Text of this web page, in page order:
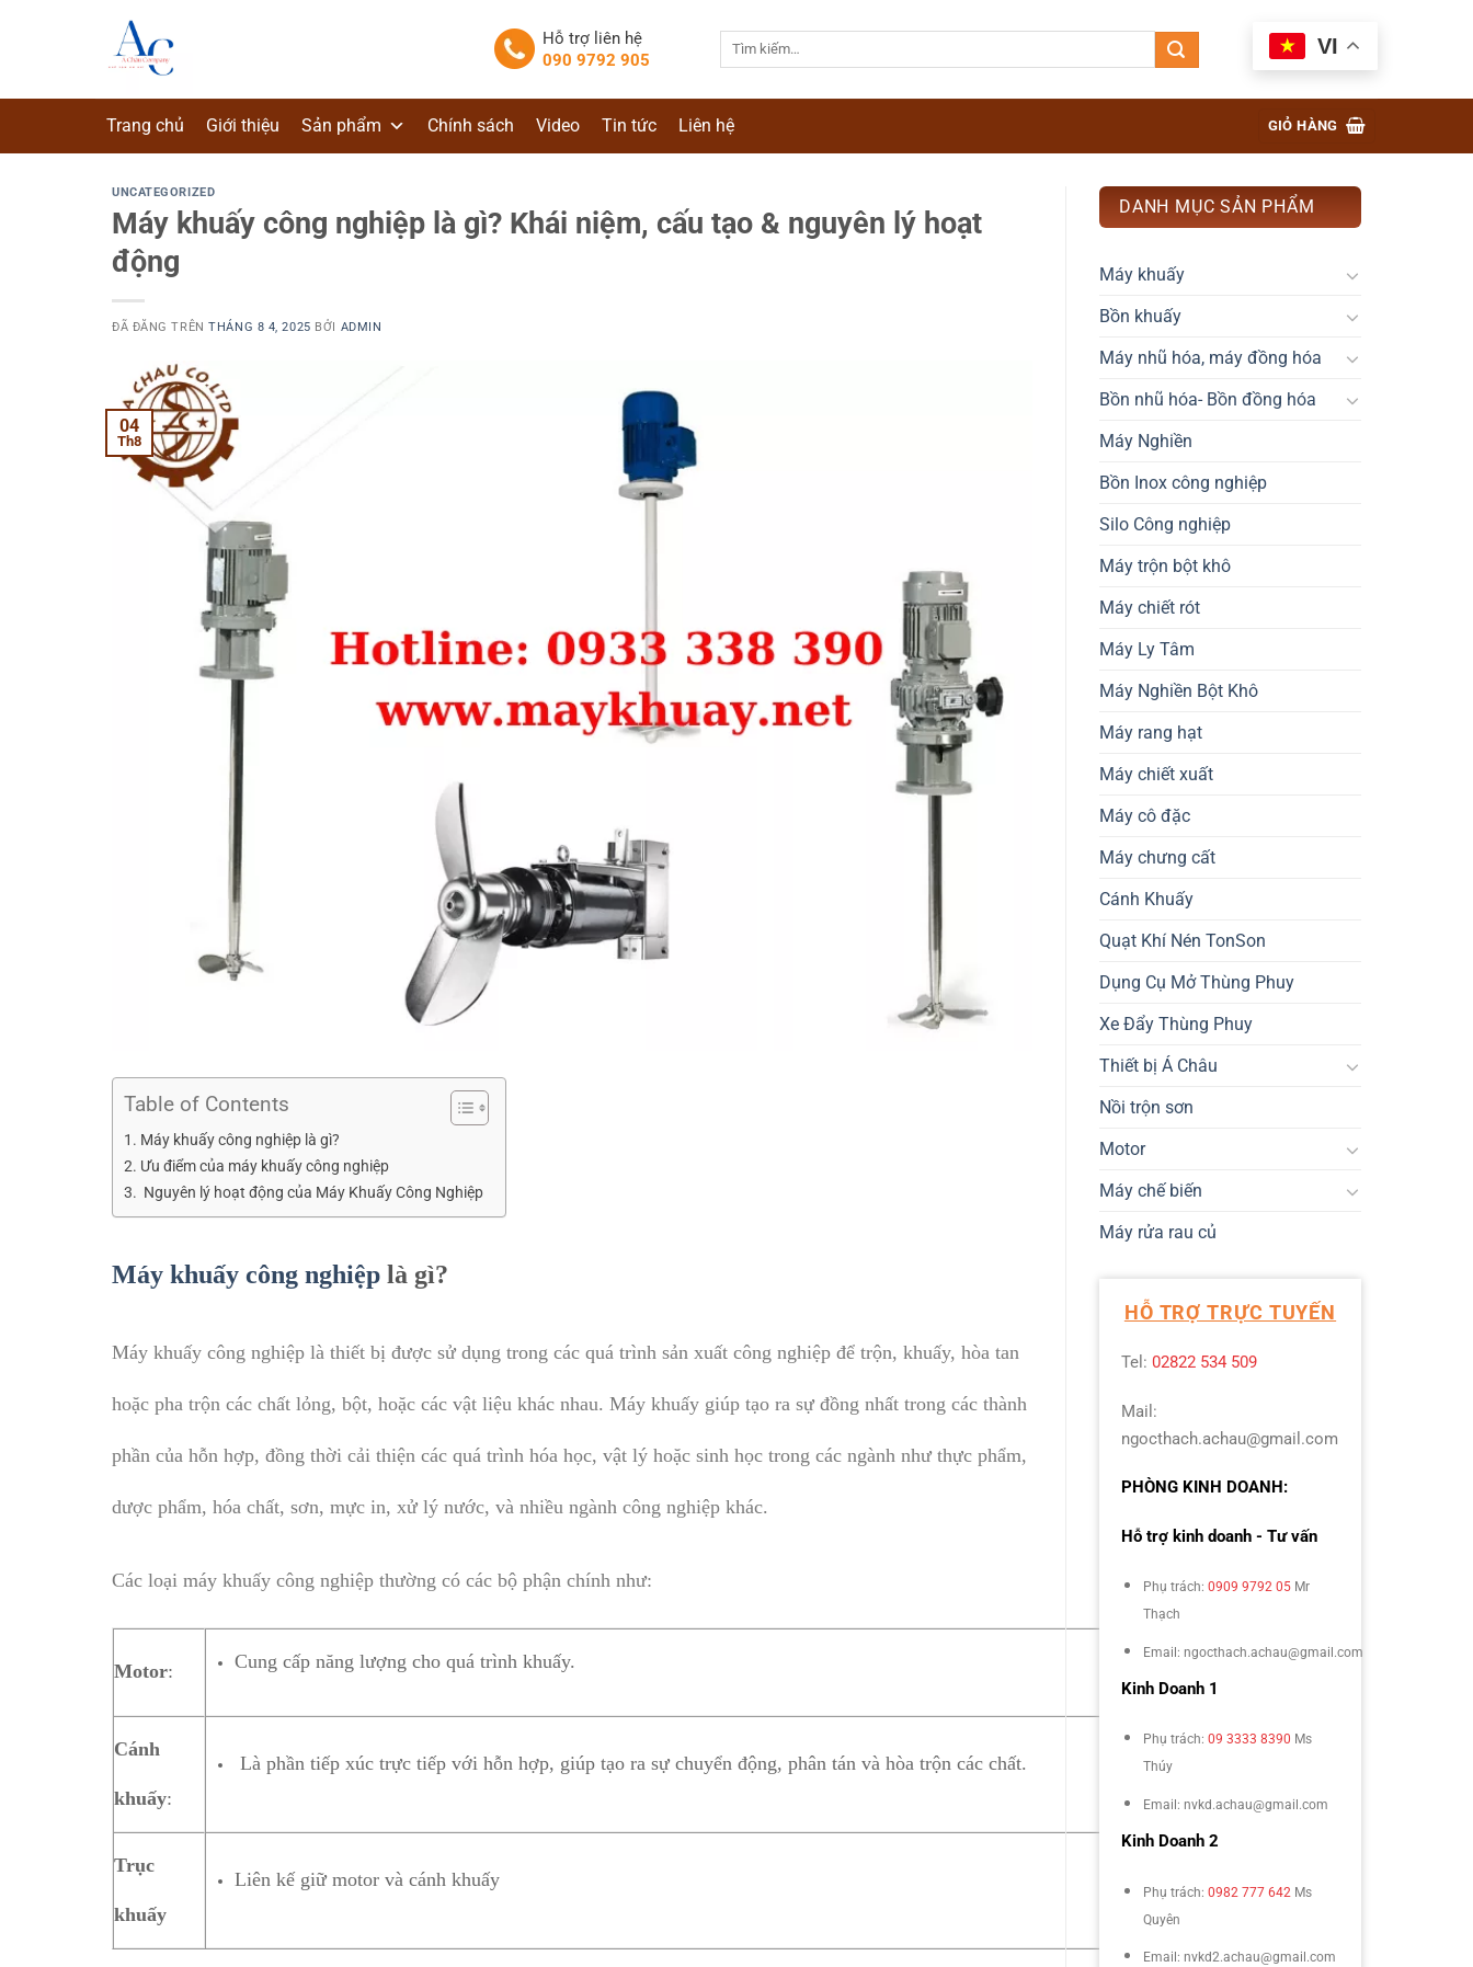
dung
Hỗ trợ liên hệ
090 9792 905
VI
Trang chủ Giới thiệu Sản phẩm Chính sách Video Tin tức Liên hệ GIỎ HÀNG
UNCATEGORIZED
Máy khuấy công nghiệp là gì? Khái niệm, cấu tạo & nguyên lý hoạt
động
ĐÃ ĐĂNG TRÊNTHÁNG 8 4, 2025 BỞI ADMIN
04
Th8
Table of Contents
Máy khuấy công nghiệp là gì?
Ưu điểm của máy khuấy công nghiệp
Nguyên lý hoạt động của Máy Khuấy Công Nghiệp
Máy khuấy công nghiệp là gì?
Máy khuấy công nghiệp là thiết bị được sử dụng trong các quá trình sản xuất công nghiệp để trộn, khuấy, hòa tan
hoặc pha trộn các chất lỏng, bột, hoặc các vật liệu khác nhau. Máy khuấy giúp tạo ra sự đồng nhất trong các thành
phần của hỗn hợp, đồng thời cải thiện các quá trình hóa học, vật lý hoặc sinh học trong các ngành như thực phẩm,
dược phẩm, hóa chất, sơn, mực in, xử lý nước, và nhiều ngành công nghiệp khác.
Các loại máy khuấy công nghiệp thường có các bộ phận chính như:
Motor: Cung cấp năng lượng cho quá trình khuấy.
Cánh
khuấy:
Là phần tiếp xúc trực tiếp với hỗn hợp, giúp tạo ra sự chuyển động, phân tán và hòa trộn các chất.
Trục
khuấy
Liên kế giữ motor và cánh khuấy
DANH MỤC SẢN PHẨM
Máy khuấy
Bồn khuấy
Máy nhũ hóa, máy đồng hóa
Bồn nhũ hóa- Bồn đồng hóa
Máy Nghiền
Bồn Inox công nghiệp
Silo Công nghiệp
Máy trộn bột khô
Máy chiết rót
Máy Ly Tâm
Máy Nghiền Bột Khô
Máy rang hạt
Máy chiết xuất
Máy cô đặc
Máy chưng cất
Cánh Khuấy
Quạt Khí Nén TonSon
Dụng Cụ Mở Thùng Phuy
Xe Đẩy Thùng Phuy
Thiết bị Á Châu
Nồi trộn sơn
Motor
Máy chế biến
Máy rửa rau củ
HỖ TRỢ TRỰC TUYẾN
Tel: 02822 534 509
Mail:
ngocthach.achau@gmail.com
PHÒNG KINH DOANH:
Hỗ trợ kinh doanh - Tư vấn
Phụ trách: 0909 9792 05 Mr
Thạch
Email: ngocthach.achau@gmail.com
Kinh Doanh 1
Phụ trách: 09 3333 8390 Ms
Thúy
Email: nvkd.achau@gmail.com
Kinh Doanh 2
Phụ trách: 0982 777 642 Ms
Quyên
Email: nvkd2.achau@gmail.com